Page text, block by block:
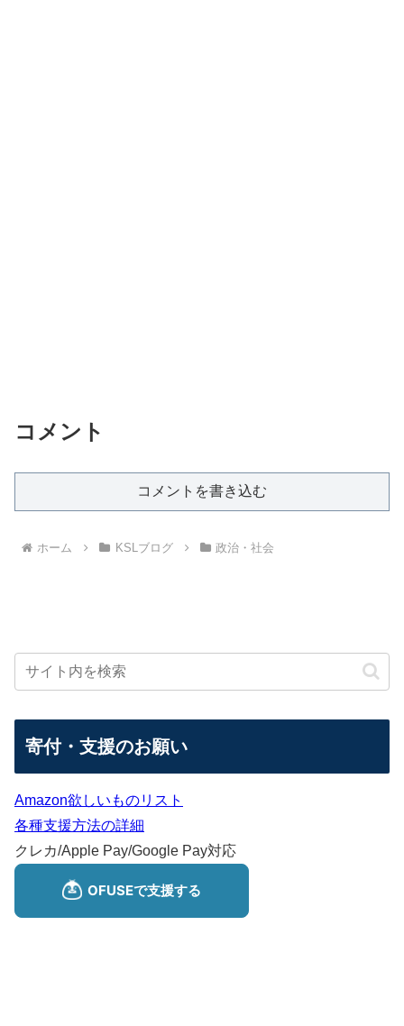
コメント
コメントを書き込む
ホーム KSLブログ 政治・社会
寄付・支援のお願い
Amazon欲しいものリスト
各種支援方法の詳細
クレカ/Apple Pay/Google Pay対応